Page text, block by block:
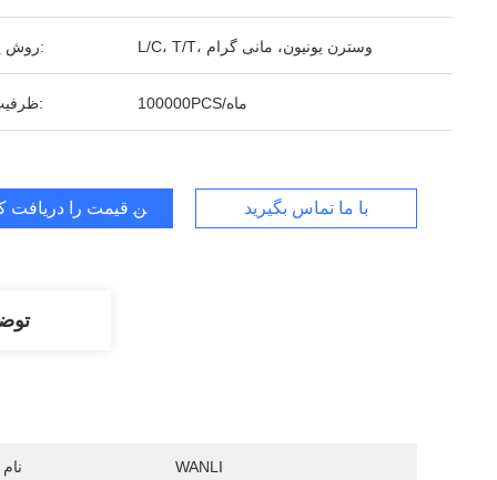
روش پرداخت: L/C، T/T، وسترن یونیون، مانی گرام
ظرفیت تامین: 100000PCS/ماه
بهترین قیمت را دریافت با ما تماس بگیرید
WANLI